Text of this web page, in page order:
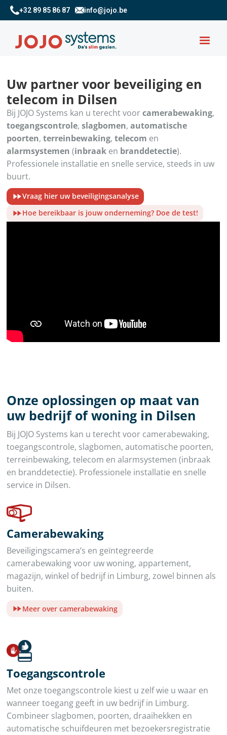
+32 89 85 86 87 info@jojo.be
Uw partner voor beveiliging en
telecom in Dilsen
Bij JOJO Systems kan u terecht voorcamerabewaking,
toegangscontrole,slagbomen,automatische
poorten,terreinbewaking,telecom en
alarmsystemen (inbraak en branddetectie).
Professionele installatie en snelle service, steeds in uw
buurt.
Vraag hier uw beveiligingsanalyse
Hoe bereikbaar is jouw onderneming? Doe de test!
Onze oplossingen op maat van
uw bedrijf of woning in Dilsen
Bij JOJO Systems kan u terecht voor camerabewaking,
toegangscontrole, slagbomen, automatische poorten,
terreinbewaking, telecom en alarmsystemen (inbraak
en branddetectie). Professionele installatie en snelle
service in Dilsen.
Camerabewaking
Beveiligingscamera’s en geïntegreerde
camerabewaking voor uw woning, appartement,
magazijn, winkel of bedrijf in Limburg, zowel binnen als
buiten.
Meer over camerabewaking
Toegangscontrole
Met onze toegangscontrole kiest u zelf wie u waar en
wanneer toegang geeft in uw bedrijf in Limburg.
Combineer slagbomen, poorten, draaihekken en
automatische schuifdeuren met bezoekersregistratie